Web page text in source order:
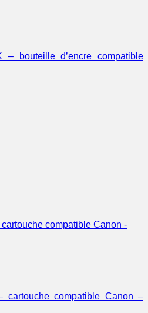
– bouteille d’encre compatible
cartouche compatible Canon –